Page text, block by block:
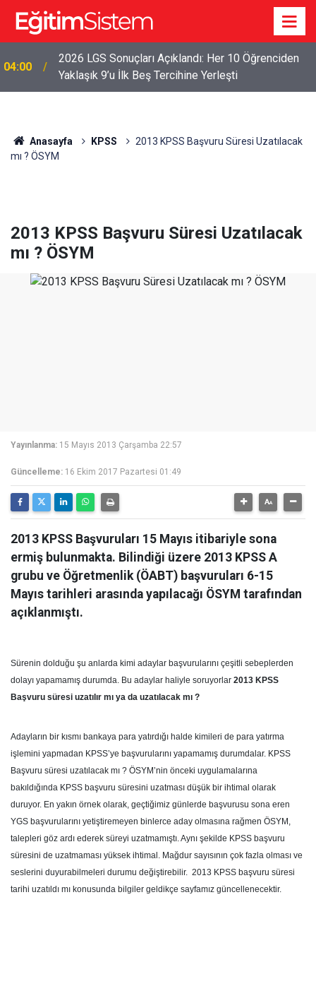
04:00
2026 LGS Sonuçları Açıklandı: Her 10 Öğrenciden
Yaklaşık 9’u İlk Beş Tercihine Yerleşti
Anasayfa KPSS
2013 KPSS Başvuru Süresi Uzatılacak
mı ? ÖSYM
2013 KPSS Başvuru Süresi Uzatılacak
mı ? ÖSYM
Yayınlanma: 15 Mayıs 2013 Çarşamba 22:57
Güncelleme: 16 Ekim 2017 Pazartesi 01:49
2013 KPSS Başvuruları 15 Mayıs itibariyle sona
ermiş bulunmakta. Bilindiği üzere 2013 KPSS A
grubu ve Öğretmenlik (ÖABT) başvuruları 6-15
Mayıs tarihleri arasında yapılacağı ÖSYM tarafından
açıklanmıştı.
Sürenin dolduğu şu anlarda kimi adaylar başvurularını çeşitli sebeplerden
dolayı yapamamış durumda. Bu adaylar haliyle soruyorlar 2013 KPSS
Başvuru süresi uzatılır mı ya da uzatılacak mı ?
Adayların bir kısmı bankaya para yatırdığı halde kimileri de para yatırma
işlemini yapmadan KPSS’ye başvurularını yapamamış durumdalar. KPSS
Başvuru süresi uzatılacak mı ? ÖSYM’nin önceki uygulamalarına
bakıldığında KPSS başvuru süresini uzatması düşük bir ihtimal olarak
duruyor. En yakın örnek olarak, geçtiğimiz günlerde başvurusu sona eren
YGS başvurularını yetiştiremeyen binlerce aday olmasına rağmen ÖSYM,
talepleri göz ardı ederek süreyi uzatmamıştı. Aynı şekilde KPSS başvuru
süresini de uzatmaması yüksek ihtimal. Mağdur sayısının çok fazla olması ve
seslerini duyurabilmeleri durumu değiştirebilir. 2013 KPSS başvuru süresi
tarihi uzatıldı mı konusunda bilgiler geldikçe sayfamız güncellenecektir.